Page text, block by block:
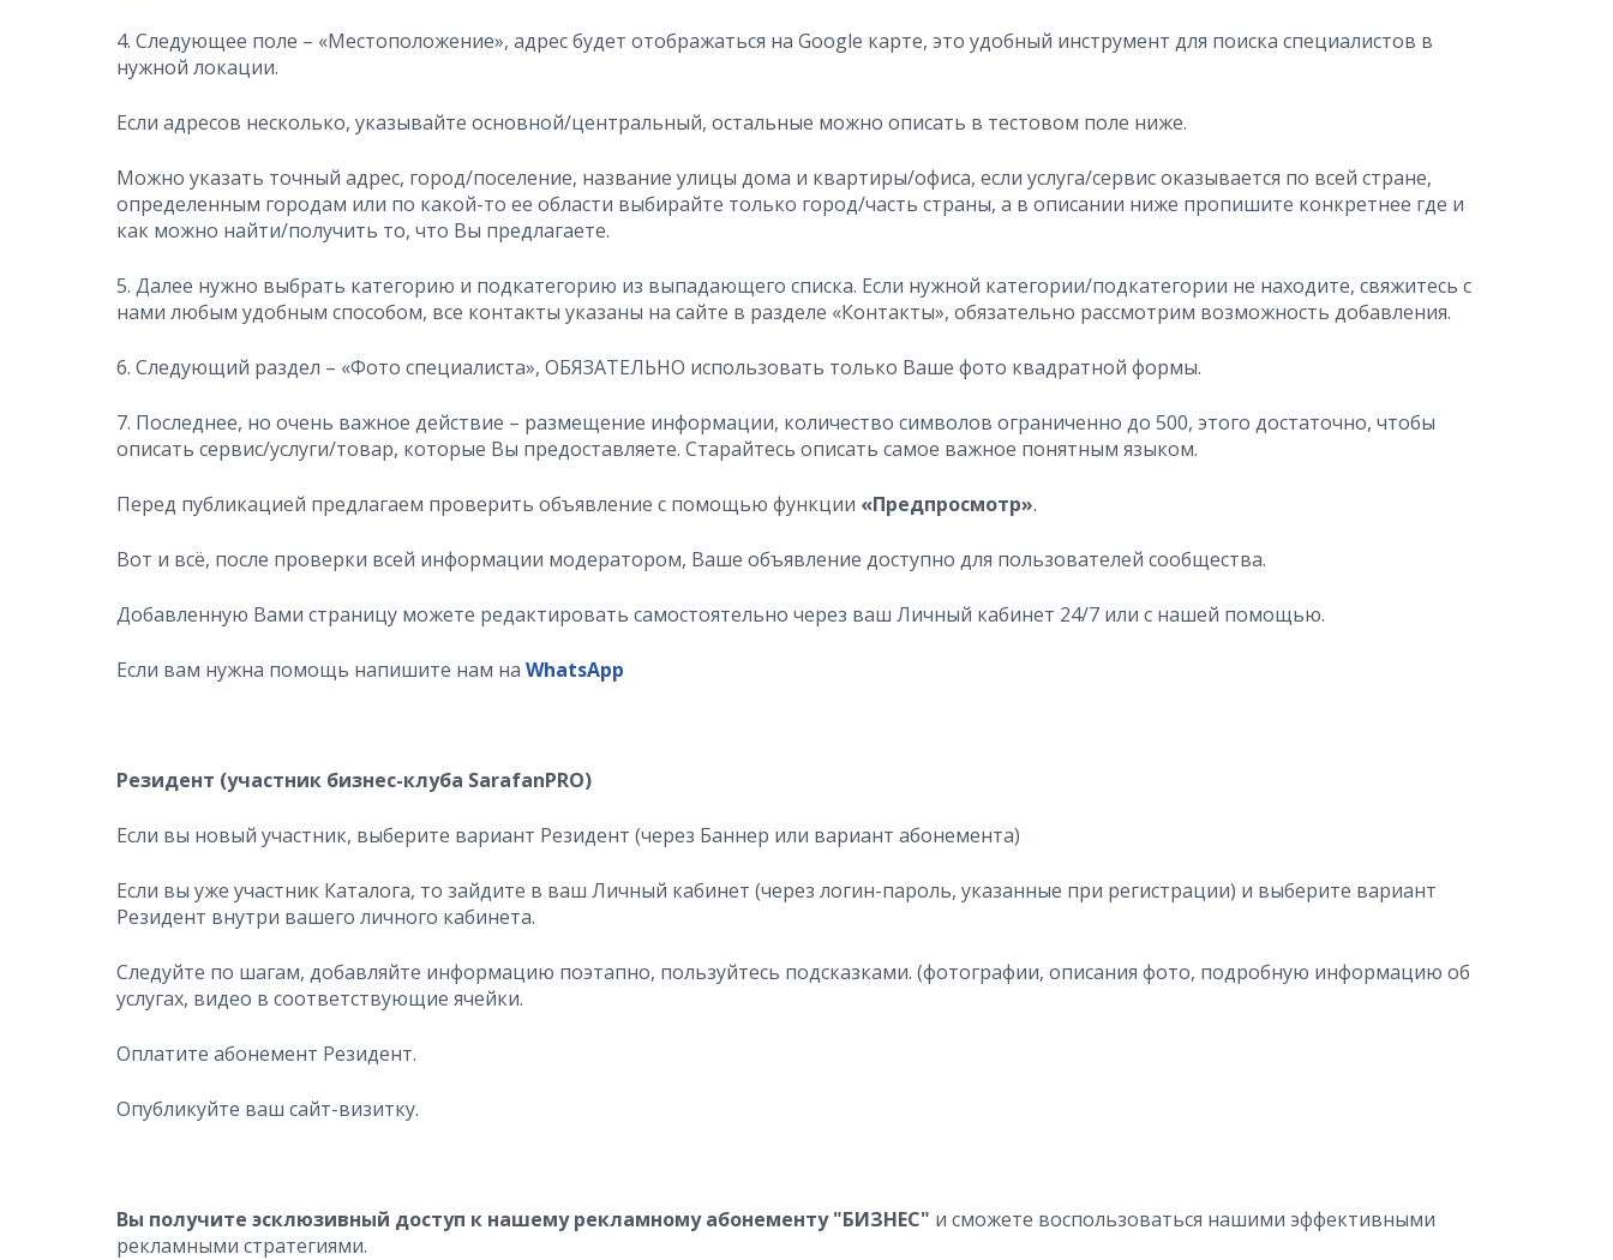
4. Следующее поле – «Местоположение», адрес будет отображаться на Google карте, это удобный инструмент для поиска специалистов в
нужной локации.
Если адресов несколько, указывайте основной/центральный, остальные можно описать в тестовом поле ниже.
Можно указать точный адрес, город/поселение, название улицы дома и квартиры/офиса, если услуга/сервис оказывается по всей стране,
определенным городам или по какой-то ее области выбирайте только город/часть страны, а в описании ниже пропишите конкретнее где и
как можно найти/получить то, что Вы предлагаете.
5. Далее нужно выбрать категорию и подкатегорию из выпадающего списка. Если нужной категории/подкатегории не находите, свяжитесь с
нами любым удобным способом, все контакты указаны на сайте в разделе «Контакты», обязательно рассмотрим возможность добавления.
6. Следующий раздел – «Фото специалиста», ОБЯЗАТЕЛЬНО использовать только Ваше фото квадратной формы.
7. Последнее, но очень важное действие – размещение информации, количество символов ограниченно до 500, этого достаточно, чтобы
описать сервис/услуги/товар, которые Вы предоставляете. Старайтесь описать самое важное понятным языком.
Перед публикацией предлагаем проверить объявление с помощью функции «Предпросмотр».
Вот и всё, после проверки всей информации модератором, Ваше объявление доступно для пользователей сообщества.
Добавленную Вами страницу можете редактировать самостоятельно через ваш Личный кабинет 24/7 или с нашей помощью.
Если вам нужна помощь напишите нам на WhatsApp
Резидент (участник бизнес-клуба SarafanPRO)
Если вы новый участник, выберите вариант Резидент (через Баннер или вариант абонемента)
Если вы уже участник Каталога, то зайдите в ваш Личный кабинет (через логин-пароль, указанные при регистрации) и выберите вариант
Резидент внутри вашего личного кабинета.
Следуйте по шагам, добавляйте информацию поэтапно, пользуйтесь подсказками. (фотографии, описания фото, подробную информацию об
услугах, видео в соответствующие ячейки.
Оплатите абонемент Резидент.
Опубликуйте ваш сайт-визитку.
Вы получите эсклюзивный доступ к нашему рекламному абонементу "БИЗНЕС" и сможете воспользоваться нашими эффективными
рекламными стратегиями.